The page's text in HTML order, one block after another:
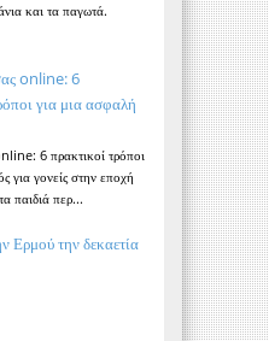
και τα παγωτά.
online: 6
για μια ασφαλή
6 πρακτικοί τρόποι
για γονείς στην εποχή
παιδιά περ...
Ερμού την δεκαετία